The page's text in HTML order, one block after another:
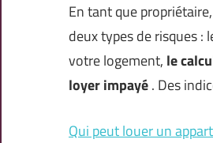
En tant que
deux types de risques :
votre logement, le
loyer impayé. Des
Qui peut louer un